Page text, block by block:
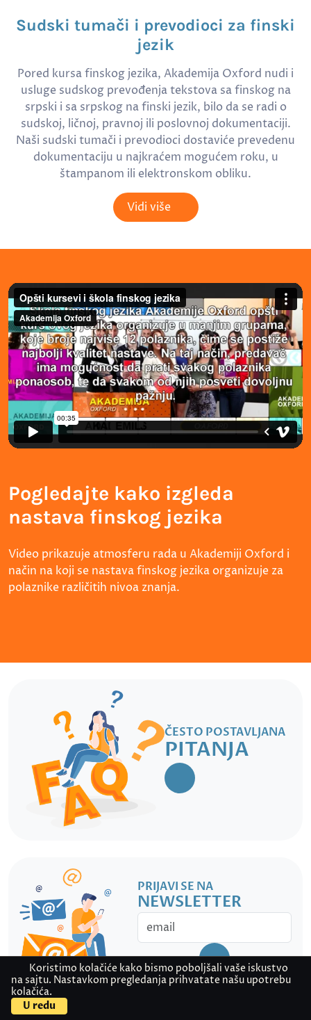
Sudski tumači i prevodioci za finski
jezik
Pored kursa finskog jezika, Akademija Oxford nudi i
usluge sudskog prevođenja tekstova sa finskog na
srpski i sa srpskog na finski jezik, bilo da se radi o
sudskoj, ličnoj, pravnoj ili poslovnoj dokumentaciji.
Naši sudski tumači i prevodioci dostaviće prevedenu
dokumentaciju u najkraćem mogućem roku, u
štampanom ili elektronskom obliku.
Vidi više
Pogledajte kako izgleda
nastava finskog jezika
Video prikazuje atmosferu rada u Akademiji Oxford i
način na koji se nastava finskog jezika organizuje za
polaznike različitih nivoa znanja.
ČESTO POSTAVLJANA
PITANJA
PRIJAVI SE NA
NEWSLETTER
Koristimo kolačiće kako bismo poboljšali vaše iskustvo
na sajtu. Nastavkom pregledanja prihvatate našu upotrebu
kolačića.
U redu